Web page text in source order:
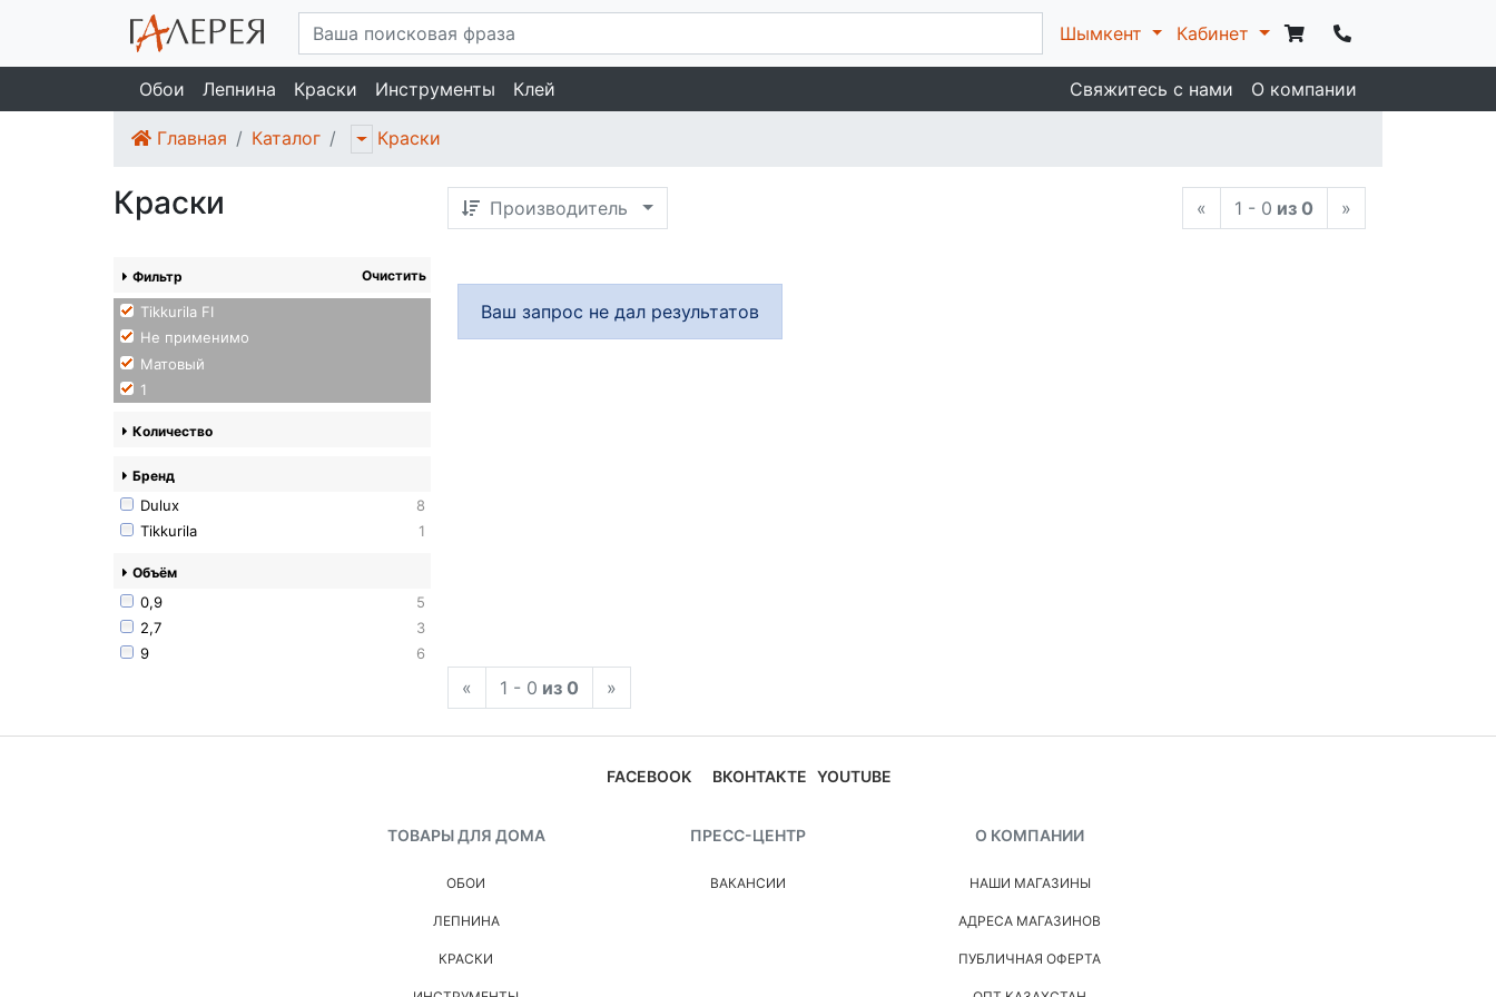
Шымкент Кабинет
Обои Лепнина Краски Инструменты Клей Свяжитесь с нами О компании
Главная Каталог Краски
Краски Производитель « 1 - 0 из 0 »
Фильтр Очистить
Tikkurila FI
Не применимо
Матовый
1
Количество
Бренд
Dulux
8
Tikkurila
1
Объём
0,9
5
2,7
3
9
6
Ваш запрос не дал результатов
« 1 - 0 из 0 »
FACEBOOK ВКОНТАКТЕ YOUTUBE
ТОВАРЫ ДЛЯ ДОМА
ОБОИ
ЛЕПНИНА
КРАСКИ
ПРЕСС-ЦЕНТР
ВАКАНСИИ
О КОМПАНИИ
НАШИ МАГАЗИНЫ
АДРЕСА МАГАЗИНОВ
ПУБЛИЧНАЯ ОФЕРТА